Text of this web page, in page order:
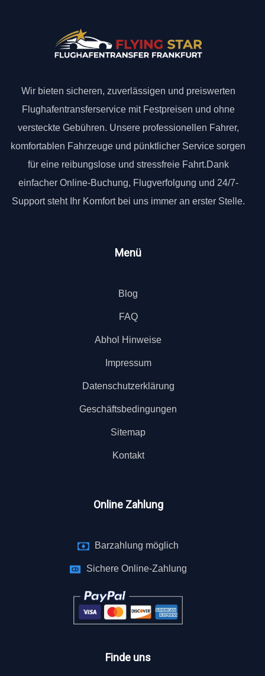
Wir bieten sicheren, zuverlässigen und preiswerten
Flughafentransferservice mit Festpreisen und ohne
versteckte Gebühren. Unsere professionellen Fahrer,
komfortablen Fahrzeuge und pünktlicher Service sorgen
für eine reibungslose und stressfreie Fahrt.Dank
einfacher Online-Buchung, Flugverfolgung und 24/7-
Support steht Ihr Komfort bei uns immer an erster Stelle.
Menü
Blog
FAQ
Abhol Hinweise
Impressum
Datenschutzerklärung
Geschäftsbedingungen
Sitemap
Kontakt
Online Zahlung
Barzahlung möglich
Sichere Online-Zahlung
Finde uns